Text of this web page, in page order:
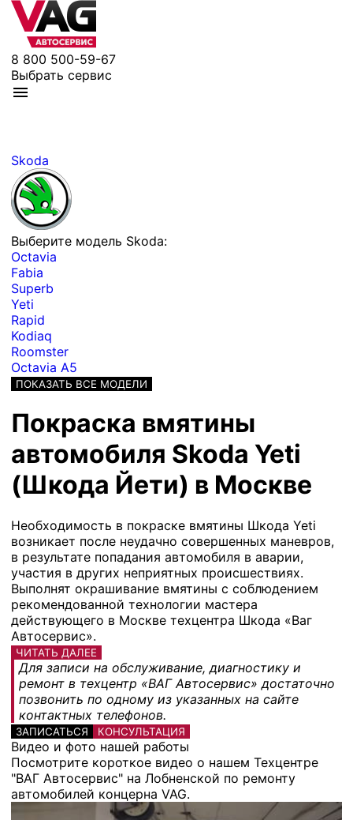
8 800 500-59-67
Выбрать сервис
Skoda
Выберите модель Skoda:
Octavia
Fabia
Superb
Yeti
Rapid
Kodiaq
Roomster
Octavia A5
ПОКАЗАТЬ ВСЕ МОДЕЛИ
Покраска вмятины
автомобиля Skoda Yeti
(Шкода Йети) в Москве
Необходимость в покраске вмятины Шкода Yeti
возникает после неудачно совершенных маневров,
в результате попадания автомобиля в аварии,
участия в других неприятных происшествиях.
Выполнят окрашивание вмятины с соблюдением
рекомендованной технологии мастера
действующего в Москве техцентра Шкода «Ваг
Автосервис».
ЧИТАТЬ ДАЛЕЕ
Для записи на обслуживание, диагностику и
ремонт в техцентр «ВАГ Автосервис» достаточно
позвонить по одному из указанных на сайте
контактных телефонов.
ЗАПИСАТЬСЯ КОНСУЛЬТАЦИЯ
Видео и фото нашей работы
Посмотрите короткое видео о нашем Техцентре
"ВАГ Автосервис" на Лобненской по ремонту
автомобилей концерна VAG.